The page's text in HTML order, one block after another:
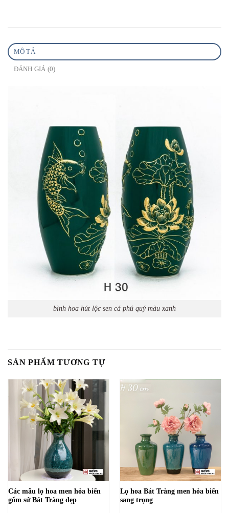
MÔ TẢ
ĐÁNH GIÁ (0)
bình hoa hút lộc sen cá phú quý màu xanh
SẢN PHẨM TƯƠNG TỰ
Các mẫu lọ hoa men hỏa biến
gốm sứ Bát Tràng đẹp
Lọ hoa Bát Tràng men hỏa biến
sang trọng